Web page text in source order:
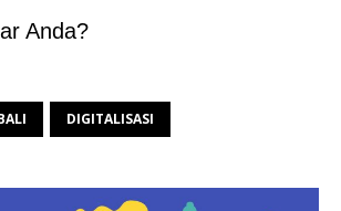
Anda?
DIGITALISASI